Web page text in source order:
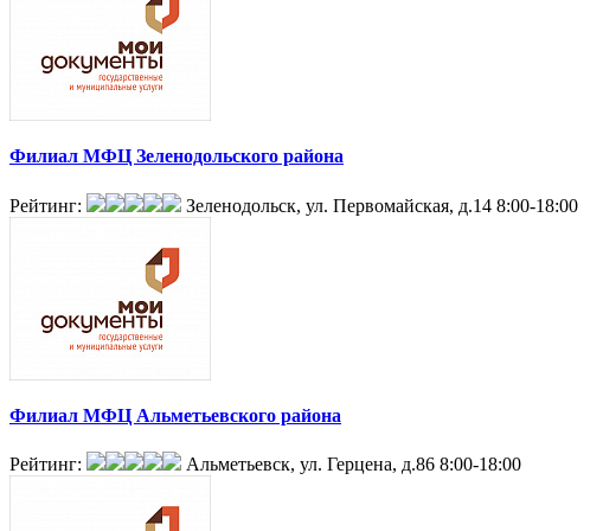
Филиал МФЦ Зеленодольского района
Рейтинг: Зеленодольск, ул. Первомайская, д.14 8:00-18:00
Филиал МФЦ Альметьевского района
Рейтинг: Альметьевск, ул. Герцена, д.86 8:00-18:00